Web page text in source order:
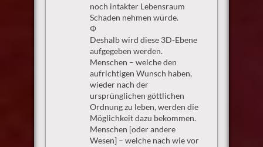
noch intakter Lebensraum
Schaden nehmen würde.
Φ
Deshalb wird diese 3D-Ebene
aufgegeben werden.
Menschen – welche den
aufrichtigen Wunsch haben,
wieder nach der
ursprünglichen göttlichen
Ordnung zu leben, werden die
Möglichkeit dazu bekommen.
Menschen [oder andere
Wesen] – welche nach wie vor